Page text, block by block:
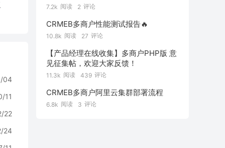
04
11
22
24
7.2k 阅读 2 评论
CRMEB多商户性能测试报告🔥
10.8k 阅读 27 评论
【产品经理在线收集】多商户PHP版 意
见征集帖，欢迎大家反馈！
11.3k 阅读 439 评论
CRMEB多商户阿里云集群部署流程
6.8k 阅读 3 评论